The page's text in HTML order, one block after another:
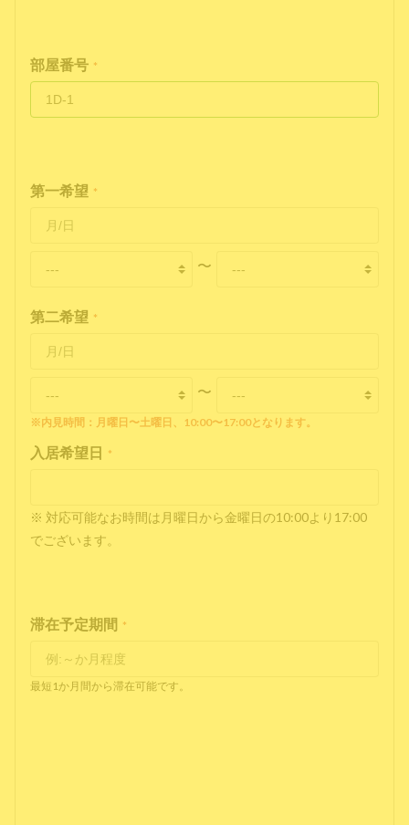
部屋番号 *
第一希望 *
〜
第二希望 *
〜
※内見時間：月曜日〜土曜日、10:00〜17:00となります。
入居希望日 *
※ 対応可能なお時間は月曜日から金曜日の10:00より17:00
でございます。
滞在予定期間 *
最短1か月間から滞在可能です。